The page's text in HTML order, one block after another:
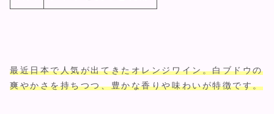
最近日本で人気が出てきたオレンジワイン。白ブドウの
爽やかさを持ちつつ、豊かな香りや味わいが特徴です。